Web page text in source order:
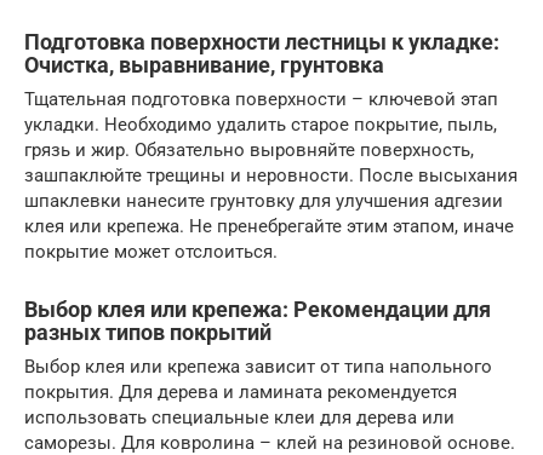
Подготовка поверхности лестницы к укладке:
Очистка, выравнивание, грунтовка
Тщательная подготовка поверхности – ключевой этап
укладки. Необходимо удалить старое покрытие, пыль,
грязь и жир. Обязательно выровняйте поверхность,
зашпаклюйте трещины и неровности. После высыхания
шпаклевки нанесите грунтовку для улучшения адгезии
клея или крепежа. Не пренебрегайте этим этапом, иначе
покрытие может отслоиться.
Выбор клея или крепежа: Рекомендации для
разных типов покрытий
Выбор клея или крепежа зависит от типа напольного
покрытия. Для дерева и ламината рекомендуется
использовать специальные клеи для дерева или
саморезы. Для ковролина – клей на резиновой основе.